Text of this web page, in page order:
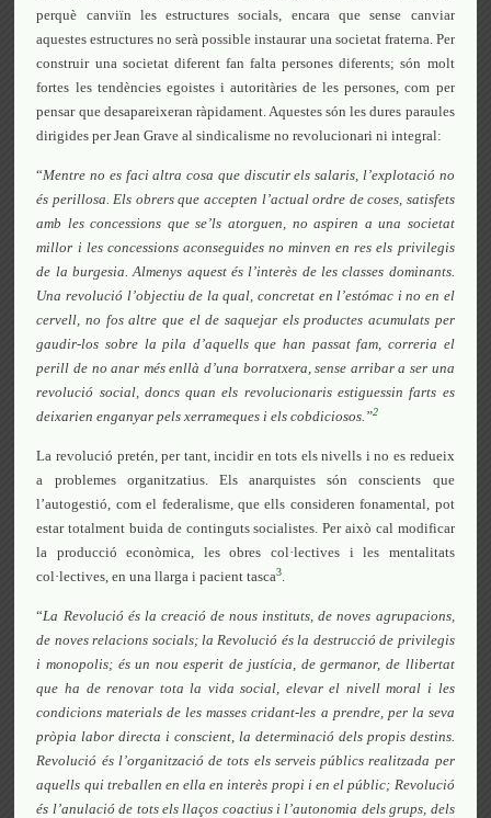
perquè canviïn les estructures socials, encara que sense canviar
aquestes estructures no serà possible instaurar una societat fraterna. Per
construir una societat diferent fan falta persones diferents; són molt
fortes les tendències egoistes i autoritàries de les persones, com per
pensar que desapareixeran ràpidament. Aquestes són les dures paraules
dirigides per Jean Grave al sindicalisme no revolucionari ni integral:
“Mentre no es faci altra cosa que discutir els salaris, l’explotació no
és perillosa. Els obrers que accepten l’actual ordre de coses, satisfets
amb les concessions que se’ls atorguen, no aspiren a una societat
millor i les concessions aconseguides no minven en res els privilegis
de la burgesia. Almenys aquest és l’interès de les classes dominants.
Una revolució l’objectiu de la qual, concretat en l’estómac i no en el
cervell, no fos altre que el de saquejar els productes acumulats per
gaudir-los sobre la pila d’aquells que han passat fam, correria el
perill de no anar més enllà d’una borratxera, sense arribar a ser una
revolució social, doncs quan els revolucionaris estiguessin farts es
deixarien enganyar pels xerrameques i els cobdiciosos.”2
La revolució pretén, per tant, incidir en tots els nivells i no es redueix
a problemes organitzatius. Els anarquistes són conscients que
l’autogestió, com el federalisme, que ells consideren fonamental, pot
estar totalment buida de continguts socialistes. Per això cal modificar
la producció econòmica, les obres col·lectives i les mentalitats
col·lectives, en una llarga i pacient tasca3
“La Revolució és la creació de nous instituts, de noves agrupacions,
de noves relacions socials; la Revolució és la destrucció de privilegis
i monopolis; és un nou esperit de justícia, de germanor, de llibertat
que ha de renovar tota la vida social, elevar el nivell moral i les
condicions materials de les masses cridant-les a prendre, per la seva
pròpia labor directa i conscient, la determinació dels propis destins.
Revolució és l’organització de tots els serveis públics realitzada per
aquells qui treballen en ella en interès propi i en el públic; Revolució
és l’anulació de tots els llaços coactius i l’autonomia dels grups, dels